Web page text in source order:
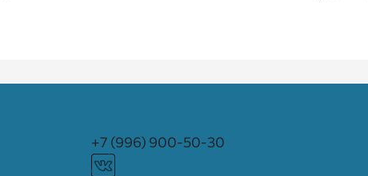
+7 (996) 900-50-30